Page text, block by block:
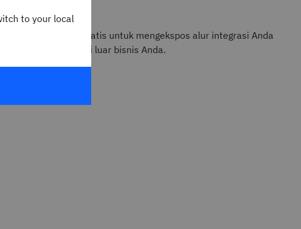
tanpa kode otomatis untuk mengekspos alur integrasi Anda
API, di dalam dan di luar bisnis Anda.
to your local